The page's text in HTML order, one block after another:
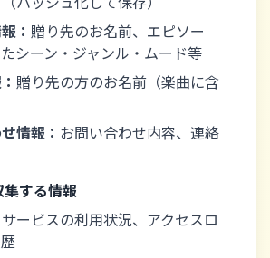
： 贈り先のお名前、エピソー
シーン・ジャンル・ムード等
贈り先の方のお名前（楽曲に含
情報： お問い合わせ内容、連絡
する情報
サービスの利用状況、アクセスロ